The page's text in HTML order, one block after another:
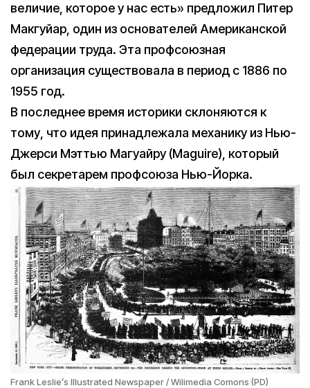
величие, которое у нас есть» предложил Питер
Макгуйар, один из основателей Американской
федерации труда. Эта профсоюзная
организация существовала в период с 1886 по
1955 год.
В последнее время историки склоняются к
тому, что идея принадлежала механику из Нью-
Джерси Мэттью Магуайру (Maguire), который
был секретарем профсоюза Нью-Йорка.
Frank Leslie’s Illustrated Newspaper / Wilimedia Comons (PD)